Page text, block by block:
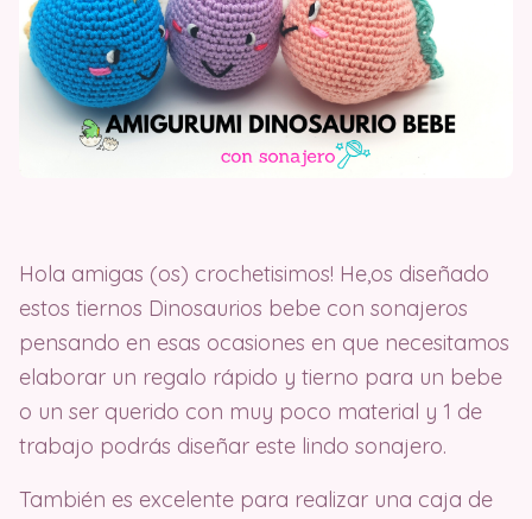
Hola amigas (os) crochetisimos! He,os diseñado
estos tiernos Dinosaurios bebe con sonajeros
pensando en esas ocasiones en que necesitamos
elaborar un regalo rápido y tierno para un bebe
o un ser querido con muy poco material y 1 de
trabajo podrás diseñar este lindo sonajero.
También es excelente para realizar una caja de